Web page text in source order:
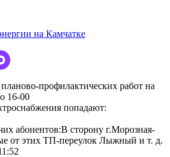
на Камчатке
профилактических работ на
16-00
попадают:
абонентов:В сторону г.Морозная-
от этих ТП-переулок Лыжный и т. д.